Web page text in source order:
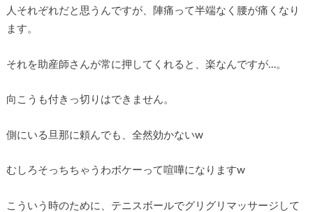
人それぞれだと思うんですが、陣痛って半端なく腰が痛くなり
ます。
それを助産師さんが常に押してくれると、楽なんですが…。
向こうも付きっ切りはできません。
側にいる旦那に頼んでも、全然効かないw
むしろそっちちゃうわボケーって喧嘩になりますw
こういう時のために、テニスボールでグリグリマッサージして